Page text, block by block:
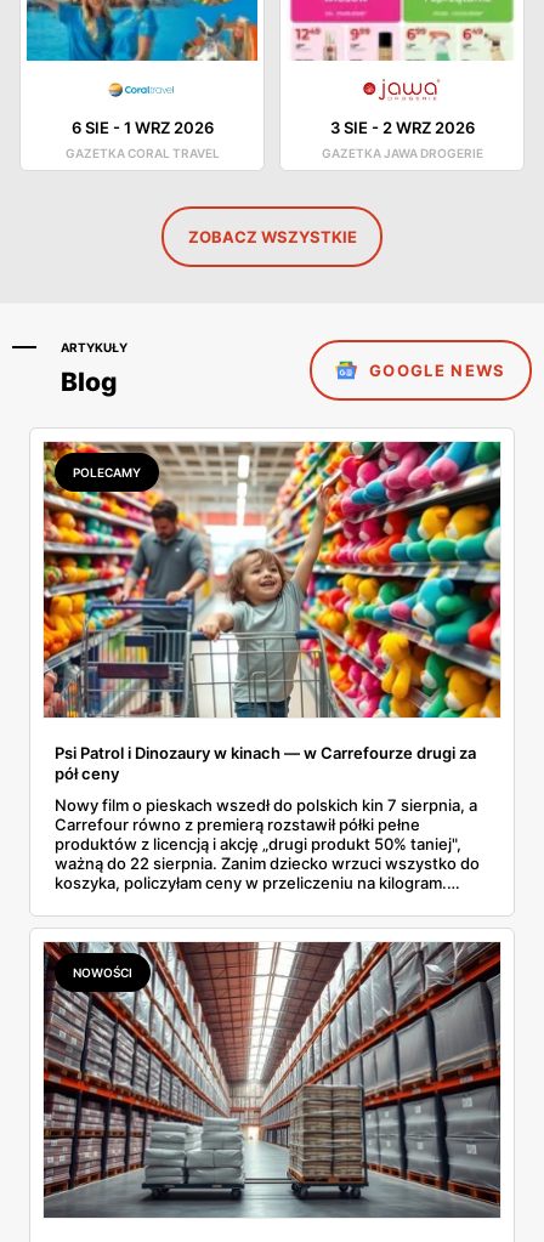
6 SIE-1 WRZ 2026
GAZETKA CORAL TRAVEL
3 SIE-2 WRZ 2026
GAZETKA JAWA DROGERIE
ZOBACZ WSZYSTKIE
ARTYKUŁY
Blog GOOGLE NEWS
POLECAMY
Psi Patrol i Dinozaury w kinach — w Carrefourze drugi za
pół ceny
Nowy film o pieskach wszedł do polskich kin 7 sierpnia, a
Carrefour równo z premierą rozstawił półki pełne
produktów z licencją i akcję „drugi produkt 50% taniej",
ważną do 22 sierpnia. Zanim dziecko wrzuci wszystko do
koszyka, policzyłam ceny w przeliczeniu na kilogram.
prawie 140 zł za kilogram, ale lody do mrożenia i rurki
waflowe bronią się nawet bez rabatu.
NOWOŚCI